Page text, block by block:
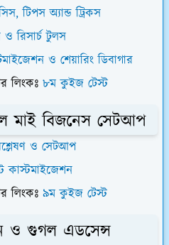
টিপস অ্যান্ড ট্রিকস
ও রিসার্চ টুলস
ও শেয়ারিং ডিবাগার
লিংকঃ ৮ম কুইজ টেস্ট
মাই বিজনেস সেটআপ
ও সেটআপ
কাস্টমাইজেশন
লিংকঃ ৯ম কুইজ টেস্ট
ও গুগল এডসেন্স